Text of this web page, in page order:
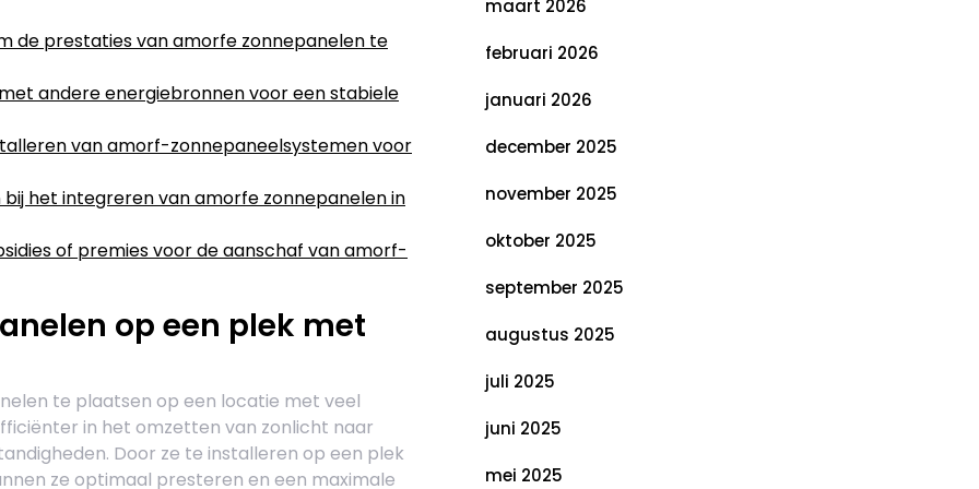
de prestaties van amorfe zonnepanelen te
andere energiebronnen voor een stabiele
van amorf-zonnepaneelsystemen voor
het integreren van amorfe zonnepanelen in
of premies voor de aanschaf van amorf-
op een plek met
te plaatsen op een locatie met veel
in het omzetten van zonlicht naar
Door ze te installeren op een plek
ze optimaal presteren en een maximale
maart 2026
februari 2026
januari 2026
december 2025
november 2025
oktober 2025
september 2025
augustus 2025
juli 2025
juni 2025
mei 2025